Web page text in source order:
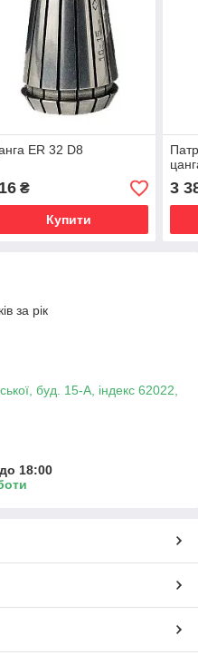
ER 32 D8
₴
Купити
3
за рік
буд. 15-А, індекс 62022,
18:00